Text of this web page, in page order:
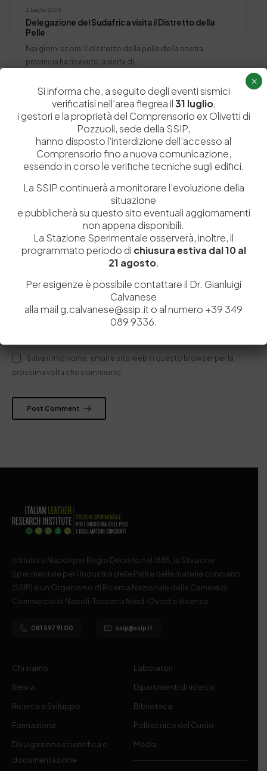
2 Luglio 2015
Delegazione del Sudafrica visita il Distretto della
Pelle
Nei giorni scorsi il distretto della pelle della nostra
provincia ha ricevuto la visita di…
Lascia un commento
Il tuo indirizzo email non sarà pubblicato.I campi obbligatori sono
Salva il mio nome, email e sito web in questo browser per la
prossima volta che commento.
Post Comment
Istituita a Napoli per Regio Decreto nel 1885, la Stazione
Sperimentale per l’Industria delle Pelli e delle materie concianti
(SSIP) è un Organismo di Ricerca Nazionale delle Camere di
Commercio di Napoli, Toscana Nord-Ovest e Vicenza.
081 597 91 00 ssip@ssip.it
Chi siamo
Servizi
Ricerca e Sviluppo
Formazione
Divulgazione scientifica e
documentazione
Laboratori
Dipartimenti di ricerca
Biblioteca
Politecnico del Cuoio
Media
Si informa che, a seguito degli eventi sismici
verificatisi nell’area flegrea il31 luglio,
i gestori e la proprietà del Comprensorio ex Olivetti di
Pozzuoli, sede della SSIP,
hanno disposto l’interdizione dell’accesso al
Comprensorio fino a nuova comunicazione,
essendo in corso le verifiche tecniche sugli edifici.
La SSIP continuerà a monitorare l’evoluzione della
situazione
e pubblicherà su questo sito eventuali aggiornamenti
non appena disponibili.
La Stazione Sperimentale osserverà, inoltre, il
programmato periodo di chiusura estiva dal 10 al
21 agosto.
Per esigenze è possibile contattare il Dr. Gianluigi
Calvanese
alla mail g.calvanese@ssip.it o al numero +39 349
089 9336.
×